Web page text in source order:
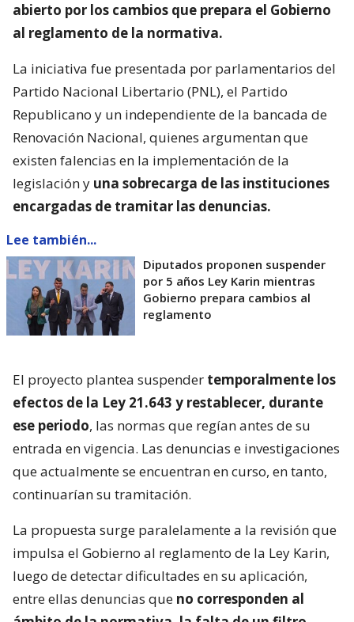
abierto por los cambios que prepara el Gobierno
al reglamento de la normativa.
La iniciativa fue presentada por parlamentarios del
Partido Nacional Libertario (PNL), el Partido
Republicano y un independiente de la bancada de
Renovación Nacional, quienes argumentan que
existen falencias en la implementación de la
legislación y una sobrecarga de las instituciones
encargadas de tramitar las denuncias.
Lee también...
Diputados proponen suspender
por 5 años Ley Karin mientras
Gobierno prepara cambios al
reglamento
El proyecto plantea suspender temporalmente los
efectos de la Ley 21.643 y restablecer, durante
ese periodo, las normas que regían antes de su
entrada en vigencia. Las denuncias e investigaciones
que actualmente se encuentran en curso, en tanto,
continuarían su tramitación.
La propuesta surge paralelamente a la revisión que
impulsa el Gobierno al reglamento de la Ley Karin,
luego de detectar dificultades en su aplicación,
entre ellas denuncias que no corresponden al